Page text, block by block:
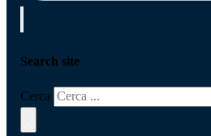
Search site
Cerca
×